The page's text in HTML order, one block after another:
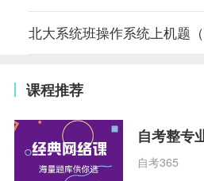
北大系统班操作系统上机题（
课程推荐
自考整专
自考365